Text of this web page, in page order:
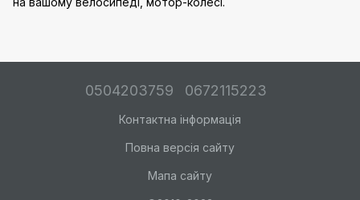
0504203759 0672115223
Контактна інформація
Повна версія сайту
Мапа сайту